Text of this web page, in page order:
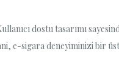
dostu tasarımı
e-sigara deneyiminizi bir